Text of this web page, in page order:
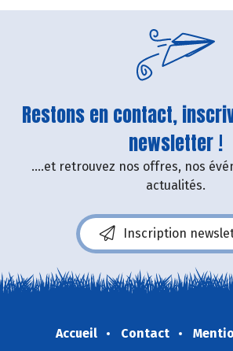
Restons en contact,
newsletter !
....et retrouvez nos offres, nos
actualités.
Inscription
Accueil Contact